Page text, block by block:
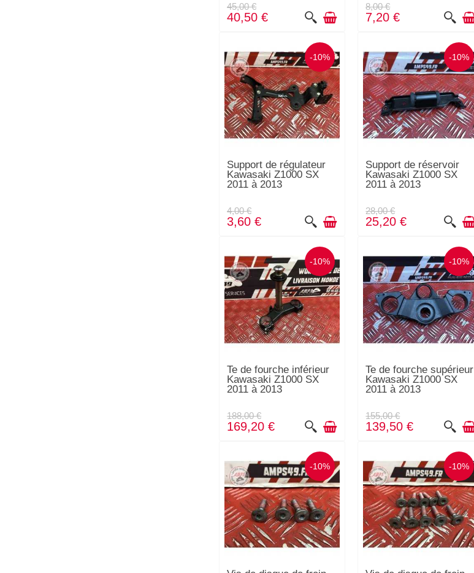
45,00 €
40,50 €
8,00 €
7,20 €
-10%
Support de régulateur
Kawasaki Z1000 SX
2011 à 2013
4,00 €
3,60 €
-10%
Support de réservoir
Kawasaki Z1000 SX
2011 à 2013
28,00 €
25,20 €
-10%
Te de fourche inférieur
Kawasaki Z1000 SX
2011 à 2013
188,00 €
169,20 €
-10%
Te de fourche supérieur
Kawasaki Z1000 SX
2011 à 2013
155,00 €
139,50 €
-10% -10%